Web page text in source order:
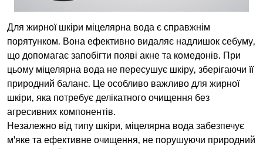
Для жирної шкіри міцелярна вода є справжнім
порятунком. Вона ефективно видаляє надлишок себуму,
що допомагає запобігти появі акне та комедонів. При
цьому міцелярна вода не пересушує шкіру, зберігаючи її
природний баланс. Це особливо важливо для жирної
шкіри, яка потребує делікатного очищення без
агресивних компонентів.
Незалежно від типу шкіри, міцелярна вода забезпечує
м'яке та ефективне очищення, не порушуючи природний